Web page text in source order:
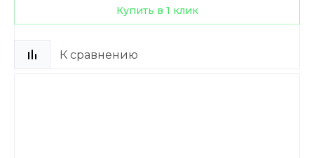
Купить в 1 клик
К сравнению